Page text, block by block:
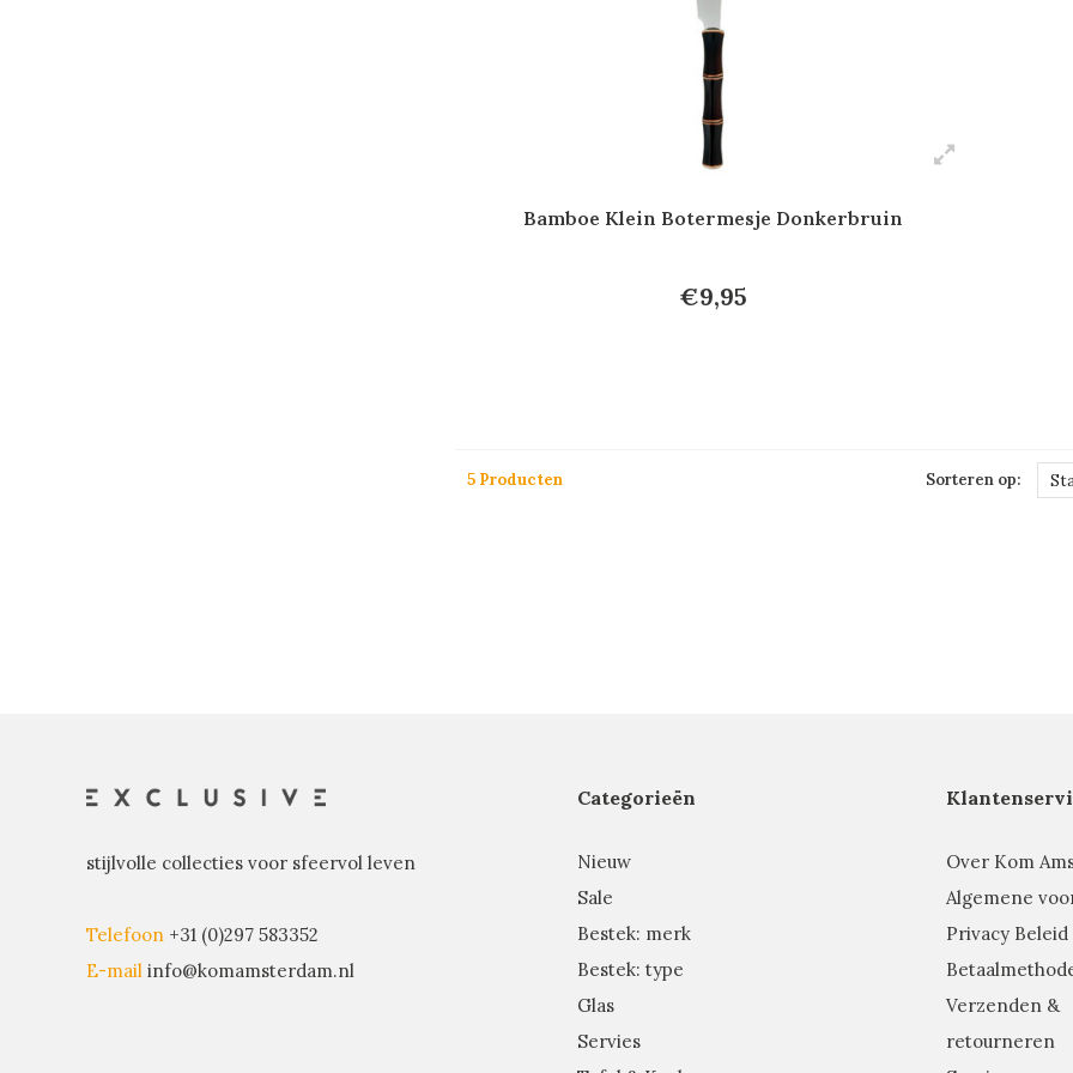
Bamboe Klein Botermesje Donkerbruin
€9,95
5 Producten Sorteren op:
stijlvolle collecties voor sfeervol leven
Telefoon +31 (0)297 583352
E-mail info@komamsterdam.nl
Categorieën
Nieuw
Sale
Bestek: merk
Bestek: type
Glas
Servies
Over Kom
Algemene
Privacy Beleid
Verzenden &
retourneren